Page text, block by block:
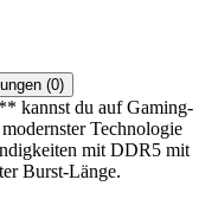
(0)
kannst du auf Gaming-
Technologie
mit DDR5 mit
Burst-Länge.